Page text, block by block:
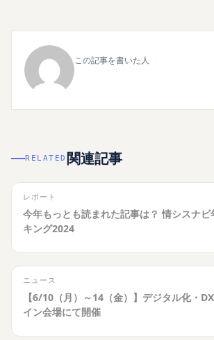
この記事を書いた人
RELATED 関連記事
レポート
今年もっとも読まれた記事は？ 情シスナビ
キング2024
ニュース
【6/10（月）～14（金）】デジタル化・
イン会場にて開催